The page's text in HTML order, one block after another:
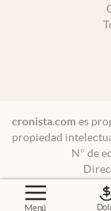
Menú
cronista.com es
propiedad
N° de